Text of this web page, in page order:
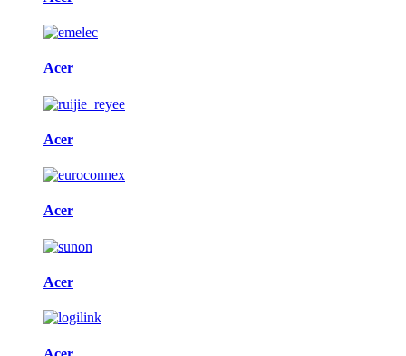
Acer
Acer
Acer
Acer